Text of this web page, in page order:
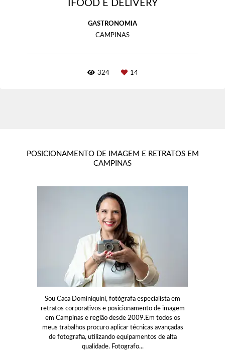
IFOOD E DELIVERY
GASTRONOMIA
CAMPINAS
324 14
POSICIONAMENTO DE IMAGEM E RETRATOS EM
CAMPINAS
Sou Caca Dominiquini, fotógrafa especialista em
retratos corporativos e posicionamento de imagem
em Campinas e região desde 2009.Em todos os
meus trabalhos procuro aplicar técnicas avançadas
de fotografia, utilizando equipamentos de alta
qualidade. Fotografo...